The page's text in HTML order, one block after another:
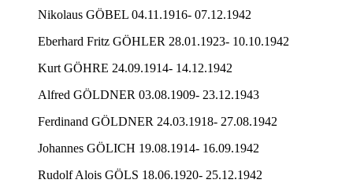
Nikolaus GÖBEL 04.11.1916- 07.12.1942
Eberhard Fritz GÖHLER 28.01.1923- 10.10.1942
Kurt GÖHRE 24.09.1914- 14.12.1942
Alfred GÖLDNER 03.08.1909- 23.12.1943
Ferdinand GÖLDNER 24.03.1918- 27.08.1942
Johannes GÖLICH 19.08.1914- 16.09.1942
Rudolf Alois GÖLS 18.06.1920- 25.12.1942